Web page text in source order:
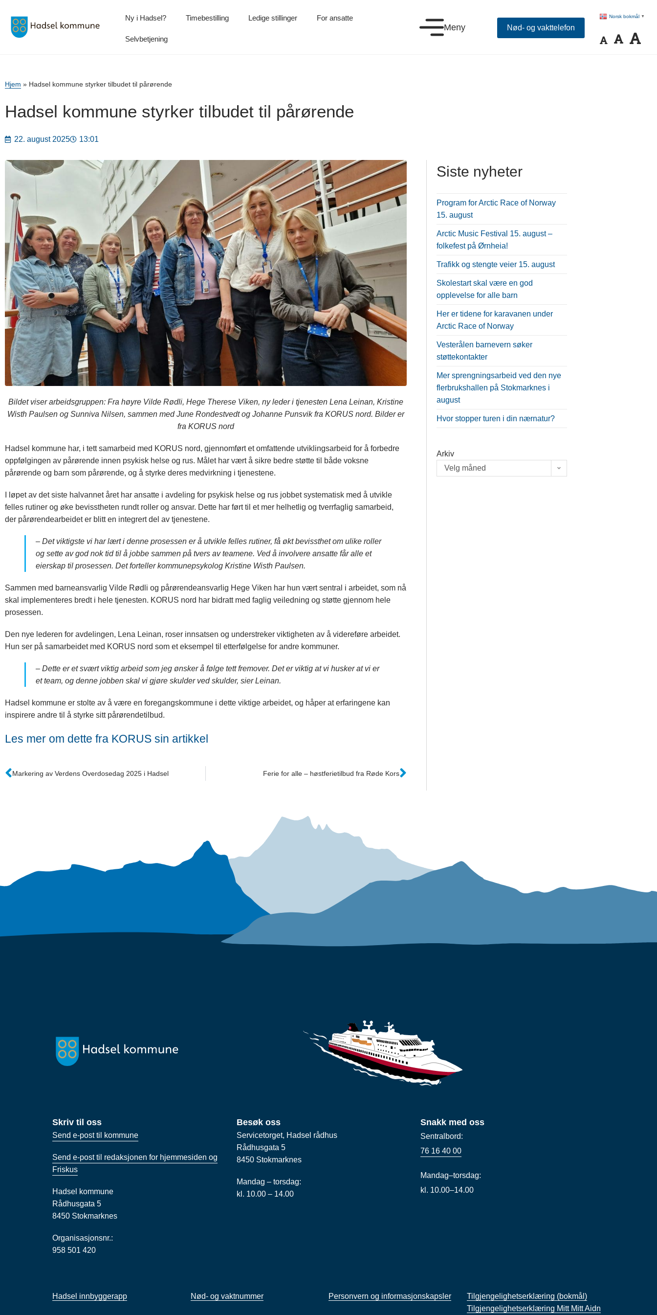
Ny i Hadsel? Timebestilling Ledige stillinger For ansatte
Selvbetjening
Meny Nød- og vakttelefon
Norsk bokmål ▼
Hjem » Hadsel kommune styrker tilbudet til pårørende
Hadsel kommune styrker tilbudet til pårørende
22. august 2025 13:01
Bildet viser arbeidsgruppen: Fra høyre Vilde Rødli, Hege Therese Viken, ny leder i tjenesten Lena Leinan, Kristine
Wisth Paulsen og Sunniva Nilsen, sammen med June Rondestvedt og Johanne Punsvik fra KORUS nord. Bilder er
fra KORUS nord
Hadsel kommune har, i tett samarbeid med KORUS nord, gjennomført et omfattende utviklingsarbeid for å forbedre
oppfølgingen av pårørende innen psykisk helse og rus. Målet har vært å sikre bedre støtte til både voksne
pårørende og barn som pårørende, og å styrke deres medvirkning i tjenestene.
I løpet av det siste halvannet året har ansatte i avdeling for psykisk helse og rus jobbet systematisk med å utvikle
felles rutiner og øke bevisstheten rundt roller og ansvar. Dette har ført til et mer helhetlig og tverrfaglig samarbeid,
der pårørendearbeidet er blitt en integrert del av tjenestene.
– Det viktigste vi har lært i denne prosessen er å utvikle felles rutiner, få økt bevissthet om ulike roller
og sette av god nok tid til å jobbe sammen på tvers av teamene. Ved å involvere ansatte får alle et
eierskap til prosessen. Det forteller kommunepsykolog Kristine Wisth Paulsen.
Sammen med barneansvarlig Vilde Rødli og pårørendeansvarlig Hege Viken har hun vært sentral i arbeidet, som nå
skal implementeres bredt i hele tjenesten. KORUS nord har bidratt med faglig veiledning og støtte gjennom hele
prosessen.
Den nye lederen for avdelingen, Lena Leinan, roser innsatsen og understreker viktigheten av å videreføre arbeidet.
Hun ser på samarbeidet med KORUS nord som et eksempel til etterfølgelse for andre kommuner.
– Dette er et svært viktig arbeid som jeg ønsker å følge tett fremover. Det er viktig at vi husker at vi er
et team, og denne jobben skal vi gjøre skulder ved skulder, sier Leinan.
Hadsel kommune er stolte av å være en foregangskommune i dette viktige arbeidet, og håper at erfaringene kan
inspirere andre til å styrke sitt pårørendetilbud.
Les mer om dette fra KORUS sin artikkel
Markering av Verdens Overdosedag 2025 i Hadsel Ferie for alle – høstferietilbud fra Røde Kors
Siste nyheter
Program for Arctic Race of Norway
15. august
Arctic Music Festival 15. august –
folkefest på Ørnheia!
Trafikk og stengte veier 15. august
Skolestart skal være en god
opplevelse for alle barn
Her er tidene for karavanen under
Arctic Race of Norway
Vesterålen barnevern søker
støttekontakter
Mer sprengningsarbeid ved den nye
flerbrukshallen på Stokmarknes i
august
Hvor stopper turen i din nærnatur?
Arkiv
Velg måned
Skriv til oss
Send e-post til kommune
Send e-post til redaksjonen for hjemmesiden og
Friskus
Hadsel kommune
Rådhusgata 5
8450 Stokmarknes
Organisasjonsnr.:
958 501 420
Besøk oss
Servicetorget, Hadsel rådhus
Rådhusgata 5
8450 Stokmarknes
Mandag – torsdag:
kl. 10.00 – 14.00
Snakk med oss
Sentralbord:
76 16 40 00
Mandag–torsdag:
kl. 10.00–14.00
Hadsel innbyggerapp Nød- og vaktnummer Personvern og informasjonskapsler
Tilgjengelighetserklæring (bokmål)
Tilgjengelighetserklæring Mitt Mitt Aidn